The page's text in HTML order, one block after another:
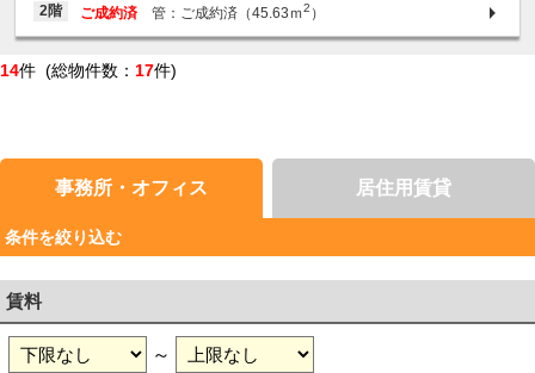
2階 ご成約済 管：ご成約済（45.63ｍ2 ）
14件 (総物件数： 17件)
事務所・オフィス 居住用賃貸
条件を絞り込む
賃料
～